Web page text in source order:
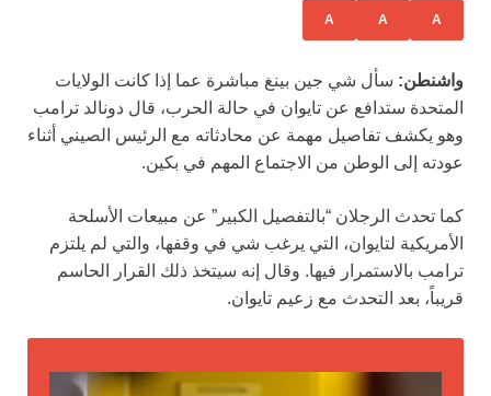
A
A
A
واشنطن: سأل شي جين بينغ مباشرة عما إذا كانت الولايات
المتحدة ستدافع عن تايوان في حالة الحرب، قال دونالد ترامب
وهو يكشف تفاصيل مهمة عن محادثاته مع الرئيس الصيني أثناء
عودته إلى الوطن من الاجتماع المهم في بكين.
كما تحدث الرجلان “بالتفصيل الكبير” عن مبيعات الأسلحة
الأمريكية لتايوان، التي يرغب شي في وقفها، والتي لم يلتزم
ترامب بالاستمرار فيها. وقال إنه سيتخذ ذلك القرار الحاسم
قريباً، بعد التحدث مع زعيم تايوان.